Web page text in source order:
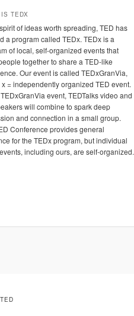
TEDX
of ideas worth spreading, TED has
a program called TEDx. TEDx is a
of local, self-organized events that
together to share a TED-like
Our event is called TEDxGranVia,
= independently organized TED event.
event, TEDTalks video and
will combine to spark deep
and connection in a small group.
Conference provides general
for the TEDx program, but individual
including ours, are self-organized.